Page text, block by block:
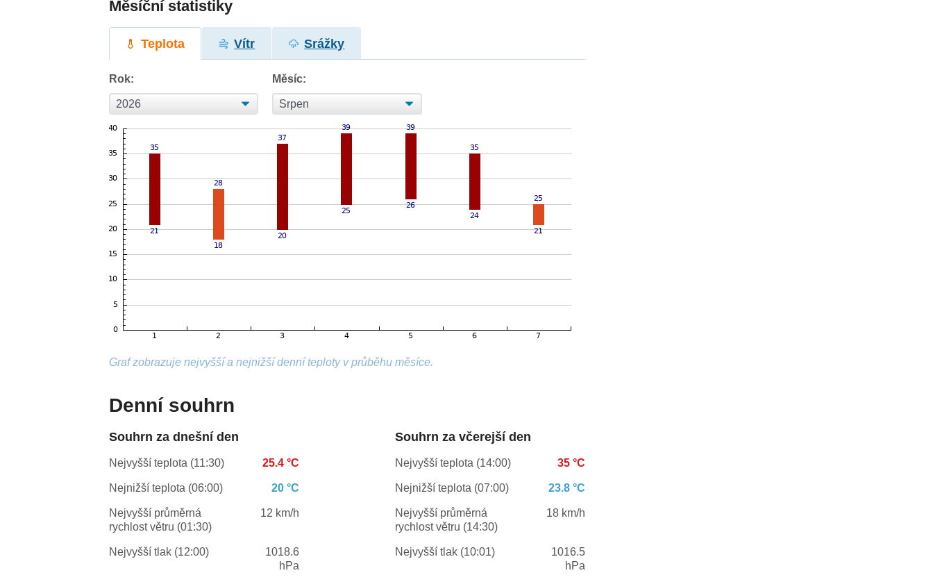
Měsíční statistiky
Teplota Vítr Srážky
Rok: Měsíc:
Graf zobrazuje nejvyšší a nejnižší denní teploty v průběhu měsíce.
Denní souhrn
Souhrn za dnešní den
Nejvyšší teplota (11:30) 25.4 °C
Nejnižší teplota (06:00) 20 °C
Nejvyšší průměrná
rychlost větru (01:30)
12 km/h
Nejvyšší tlak (12:00)
1018.6
hPa
Souhrn za včerejší den
Nejvyšší teplota (14:00) 35 °C
Nejnižší teplota (07:00) 23.8 °C
Nejvyšší průměrná
rychlost větru (14:30)
18 km/h
Nejvyšší tlak (10:01)
1016.5
hPa